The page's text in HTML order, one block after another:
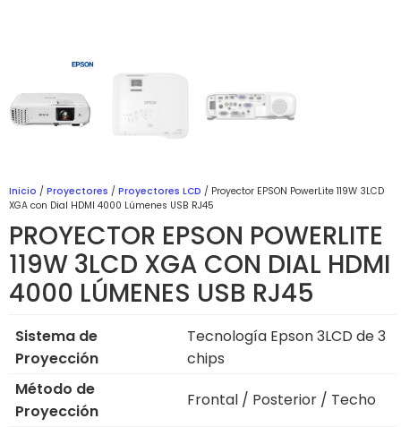
Inicio / Proyectores / Proyectores LCD / Proyector EPSON PowerLite 119W 3LCD
XGA con Dial HDMI 4000 Lúmenes USB RJ45
PROYECTOR EPSON POWERLITE
119W 3LCD XGA CON DIAL HDMI
4000 LÚMENES USB RJ45
Sistema de
Proyección
Tecnología Epson 3LCD de 3
chips
Método de
Proyección
Frontal / Posterior / Techo